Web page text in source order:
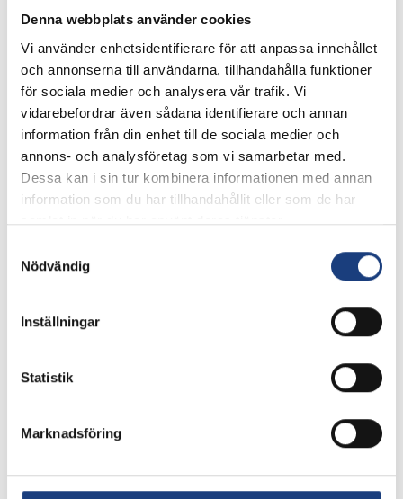
Denna webbplats använder cookies
Vi använder enhetsidentifierare för att anpassa innehållet
och annonserna till användarna, tillhandahålla funktioner
för sociala medier och analysera vår trafik. Vi
vidarebefordrar även sådana identifierare och annan
information från din enhet till de sociala medier och
annons- och analysföretag som vi samarbetar med.
Dessa kan i sin tur kombinera informationen med annan
information som du har tillhandahållit eller som de har
samlat in när du har använt deras tjänster.
Nödvändig
Inställningar
Statistik
Marknadsföring
Kontaktpersoner
Elin LeeApple
070-736 65 66